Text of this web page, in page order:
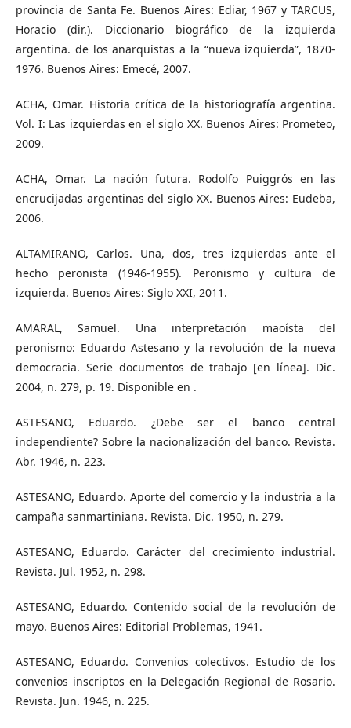
provincia de Santa Fe. Buenos Aires: Ediar, 1967 y TARCUS,
Horacio (dir.). Diccionario biográfico de la izquierda
argentina. de los anarquistas a la “nueva izquierda”, 1870-
1976. Buenos Aires: Emecé, 2007.
ACHA, Omar. Historia crítica de la historiografía argentina.
Vol. I: Las izquierdas en el siglo XX. Buenos Aires: Prometeo,
2009.
ACHA, Omar. La nación futura. Rodolfo Puiggrós en las
encrucijadas argentinas del siglo XX. Buenos Aires: Eudeba,
2006.
ALTAMIRANO, Carlos. Una, dos, tres izquierdas ante el
hecho peronista (1946-1955). Peronismo y cultura de
izquierda. Buenos Aires: Siglo XXI, 2011.
AMARAL, Samuel. Una interpretación maoísta del
peronismo: Eduardo Astesano y la revolución de la nueva
democracia. Serie documentos de trabajo [en línea]. Dic.
2004, n. 279, p. 19. Disponible en .
ASTESANO, Eduardo. ¿Debe ser el banco central
independiente? Sobre la nacionalización del banco. Revista.
Abr. 1946, n. 223.
ASTESANO, Eduardo. Aporte del comercio y la industria a la
campaña sanmartiniana. Revista. Dic. 1950, n. 279.
ASTESANO, Eduardo. Carácter del crecimiento industrial.
Revista. Jul. 1952, n. 298.
ASTESANO, Eduardo. Contenido social de la revolución de
mayo. Buenos Aires: Editorial Problemas, 1941.
ASTESANO, Eduardo. Convenios colectivos. Estudio de los
convenios inscriptos en la Delegación Regional de Rosario.
Revista. Jun. 1946, n. 225.